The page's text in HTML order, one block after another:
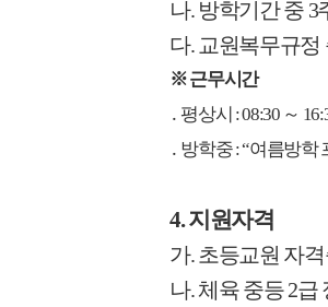
나. 방학기간 중 3
다. 교원복무규정
※ 근무시간
․ 평상시 : 08:30 ～
․ 방학중 :“여름방학
4. 지원자격
가. 초등교원 자
나. 체육 중등 2